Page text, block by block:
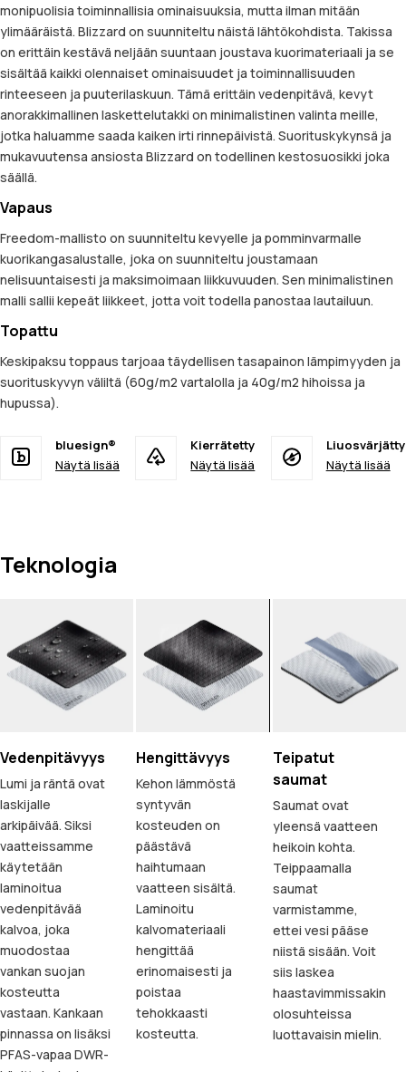
monipuolisia toiminnallisia ominaisuuksia, mutta ilman mitään
ylimääräistä. Blizzard on suunniteltu näistä lähtökohdista. Takissa
on erittäin kestävä neljään suuntaan joustava kuorimateriaali ja se
sisältää kaikki olennaiset ominaisuudet ja toiminnallisuuden
rinteeseen ja puuterilaskuun. Tämä erittäin vedenpitävä, kevyt
anorakkimallinen laskettelutakki on minimalistinen valinta meille,
jotka haluamme saada kaiken irti rinnepäivistä. Suorituskykynsä ja
mukavuutensa ansiosta Blizzard on todellinen kestosuosikki joka
säällä.
Vapaus
Freedom-mallisto on suunniteltu kevyelle ja pomminvarmalle
kuorikangasalustalle, joka on suunniteltu joustamaan
nelisuuntaisesti ja maksimoimaan liikkuvuuden. Sen minimalistinen
malli sallii kepeät liikkeet, jotta voit todella panostaa lautailuun.
Topattu
Keskipaksu toppaus tarjoaa täydellisen tasapainon lämpimyyden ja
suorituskyvyn väliltä (60g/m2 vartalolla ja 40g/m2 hihoissa ja
hupussa).
bluesign®
Näytä lisää
Kierrätetty
Näytä lisää
Liuosvärjätty
Näytä lisää
Teknologia
Vedenpitävyys
Lumi ja räntä ovat
laskijalle
arkipäivää. Siksi
vaatteissamme
käytetään
laminoitua
vedenpitävää
kalvoa, joka
muodostaa
vankan suojan
kosteutta
vastaan. Kankaan
pinnassa on lisäksi
PFAS-vapaa DWR-
Hengittävyys
Kehon lämmöstä
syntyvän
kosteuden on
päästävä
haihtumaan
vaatteen sisältä.
Laminoitu
kalvomateriaali
hengittää
erinomaisesti ja
poistaa
tehokkaasti
kosteutta.
Teipatut
saumat
Saumat ovat
yleensä vaatteen
heikoin kohta.
Teippaamalla
saumat
varmistamme,
ettei vesi pääse
niistä sisään. Voit
siis laskea
haastavimmissakin
olosuhteissa
luottavaisin mielin.